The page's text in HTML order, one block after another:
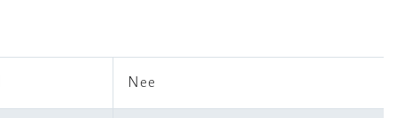
Nee